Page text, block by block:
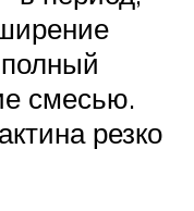
смесью.
резко